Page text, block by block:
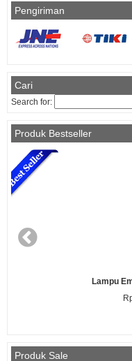
Pengiriman
Cari
Search for:
Produk Bestseller
Lampu
Produk Sale